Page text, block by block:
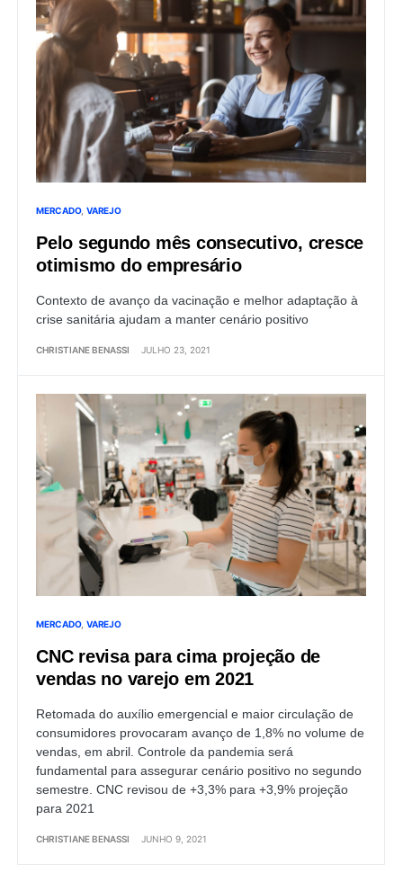
MERCADO VAREJO
Pelo segundo mês consecutivo, cresce
otimismo do empresário
Contexto de avanço da vacinação e melhor adaptação à
crise sanitária ajudam a manter cenário positivo
CHRISTIANE BENASSI JULHO 23, 2021
MERCADO VAREJO
CNC revisa para cima projeção de
vendas no varejo em 2021
Retomada do auxílio emergencial e maior circulação de
consumidores provocaram avanço de 1,8% no volume de
vendas, em abril. Controle da pandemia será
fundamental para assegurar cenário positivo no segundo
semestre. CNC revisou de +3,3% para +3,9% projeção
para 2021
CHRISTIANE BENASSI JUNHO 9, 2021